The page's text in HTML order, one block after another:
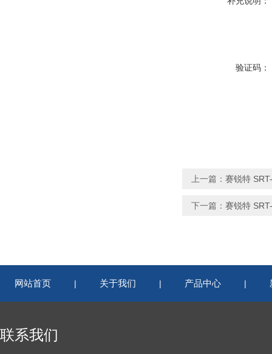
验证码：
上一篇： 赛锐特
下一篇： 赛锐特
网站首页 | 关于我们 | 产品中心 |
联系我们